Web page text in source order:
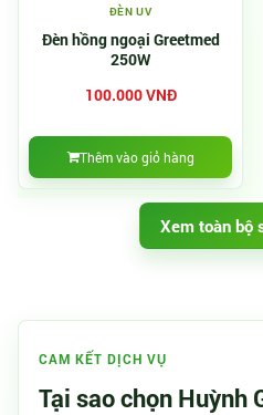
ĐÈN UV
Đèn hồng ngoại Greetmed
250W
100.000 VNĐ
Thêm vào giỏ hàng
Xem toàn bộ
CAM KẾT DỊCH VỤ
Tại sao chọn Huỳnh